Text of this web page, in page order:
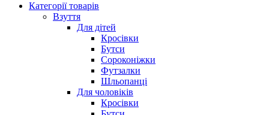
Категорії товарів
Взуття
Для дітей
Кросівки
Бутси
Сороконіжки
Футзалки
Шльопанці
Для чоловіків
Кросівки